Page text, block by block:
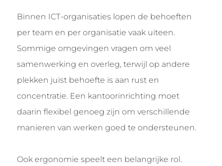
Binnen ICT-organisaties lopen de behoeften
per team en per organisatie vaak uiteen.
Sommige omgevingen vragen om veel
samenwerking en overleg, terwijl op andere
plekken juist behoefte is aan rust en
concentratie. Een kantoorinrichting moet
daarin flexibel genoeg zijn om verschillende
manieren van werken goed te ondersteunen.
Ook ergonomie speelt een belangrijke rol.